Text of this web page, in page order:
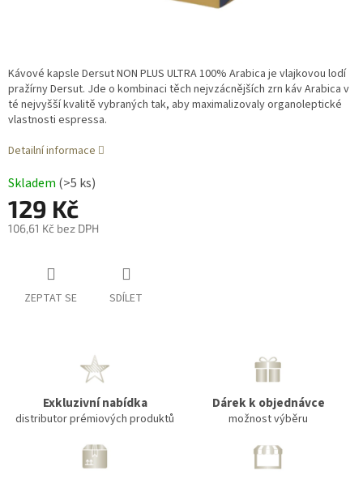
129 Kč
106,61 Kč bez DPH
Skladem (>5 ks)
Kávové kapsle Dersut NON PLUS ULTRA 100% Arabica je vlajkovou lodí
pražírny Dersut. Jde o kombinaci těch nejvzácnějších zrn káv Arabica v
té nejvyšší kvalitě vybraných tak, aby maximalizovaly organoleptické
vlastnosti espressa.
Detailní informace
ZEPTAT SE SDÍLET
Exkluzivní nabídka
distributor prémiových produktů
Dárek k objednávce
možnost výběru